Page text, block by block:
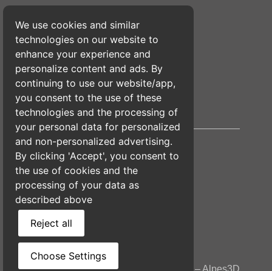
Conditions Générales de Vente
Politique de Confidentialité
Mentions Légales
Copyright © 2026 – Tout droit réservé – Alpes3D
We use cookies and similar
technologies on our website to
enhance your experience and
personalize content and ads. By
continuing to use our website/app,
you consent to the use of these
technologies and the processing of
your personal data for personalized
and non-personalized advertising.
By clicking 'Accept', you consent to
the use of cookies and the
processing of your data as
described above
Reject all
Choose Settings